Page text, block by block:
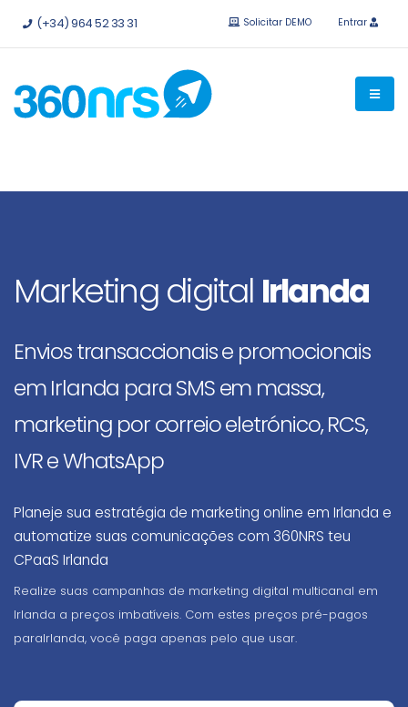
Experimentegrátis sem compromisso.APIs e integrações
(+34) 964 52 33 31 Solicitar DEMO Entrar
Marketing digital Irlanda
Envios transaccionais e promocionais
em Irlanda para SMS em massa,
marketing por correio eletrónico, RCS,
IVR e WhatsApp
Planeje sua estratégia de marketing online em Irlanda e
automatize suas comunicações com 360NRS teu
CPaaS Irlanda
Realize suas campanhas de marketing digital multicanal em
Irlanda a preços imbatíveis. Com estes preços pré-pagos
paraIrlanda, você paga apenas pelo que usar.